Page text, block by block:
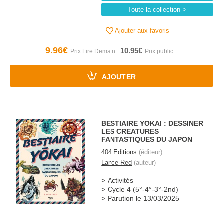
Toute la collection
Ajouter aux favoris
9.96€ 10.95€
AJOUTER
BESTIAIRE YOKAI : DESSINER
LES CREATURES
FANTASTIQUES DU JAPON
404 Editions (éditeur)
Lance Red (auteur)
Activités
Cycle 4 (5°-4°-3°-2nd)
Parution le 13/03/2025